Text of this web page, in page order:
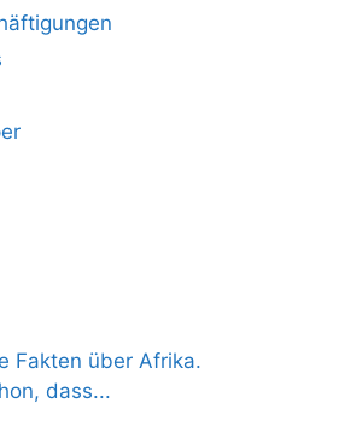
Fakten über Afrika.
dass...